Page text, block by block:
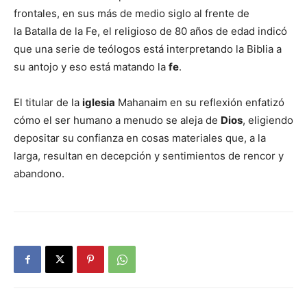
frontales, en sus más de medio siglo al frente de
la Batalla de la Fe, el religioso de 80 años de edad indicó
que una serie de teólogos está interpretando la Biblia a
su antojo y eso está matando la fe.
El titular de la iglesia Mahanaim en su reflexión enfatizó
cómo el ser humano a menudo se aleja de Dios, eligiendo
depositar su confianza en cosas materiales que, a la
larga, resultan en decepción y sentimientos de rencor y
abandono.